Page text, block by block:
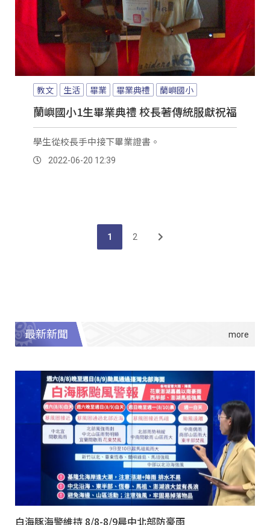
教文 生活 畢業 畢業典禮 蘭嶼國小
蘭嶼國小1生畢業典禮 校長著傳統服獻祝福
學生從校長手中接下畢業證書。
2022-06-20 12:39
1 2
最新新聞
白海豚海警維持 8/8-8/9晨中北部防豪雨